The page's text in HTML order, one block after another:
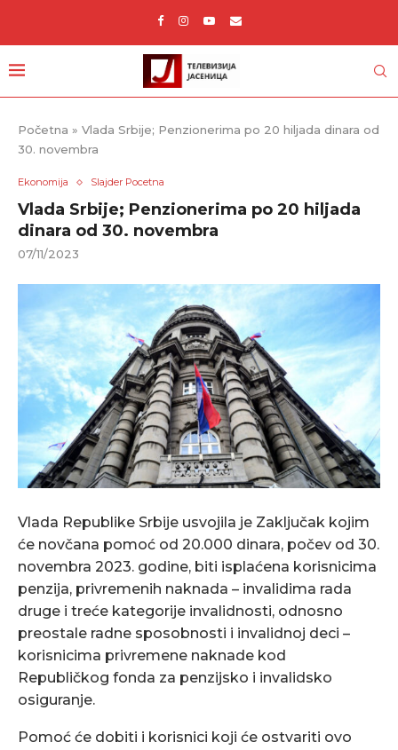
Početna » Vlada Srbije; Penzionerima po 20 hiljada dinara od
30. novembra
Ekonomija Slajder Pocetna
Vlada Srbije; Penzionerima po 20 hiljada
dinara od 30. novembra
07/11/2023
Vlada Republike Srbije usvojila je Zaključak kojim
će novčana pomoć od 20.000 dinara, počev od 30.
novembra 2023. godine, biti isplaćena korisnicima
penzija, privremenih naknada – invalidima rada
druge i treće kategorije invalidnosti, odnosno
preostale radne sposobnosti i invalidnoj deci –
korisnicima privremene naknade kod
Republičkog fonda za penzijsko i invalidsko
osiguranje.
Pomoć će dobiti i korisnici koji će ostvariti ovo